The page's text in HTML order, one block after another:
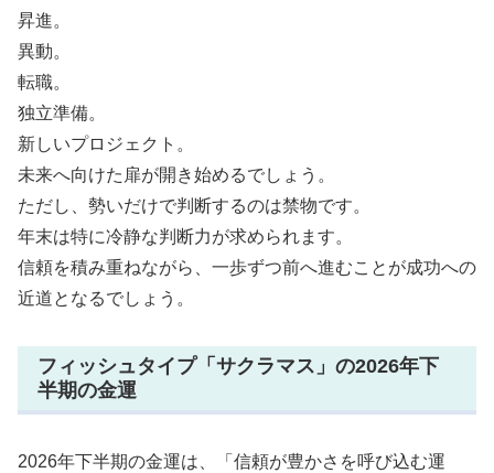
昇進。
異動。
転職。
独立準備。
新しいプロジェクト。
未来へ向けた扉が開き始めるでしょう。
ただし、勢いだけで判断するのは禁物です。
年末は特に冷静な判断力が求められます。
信頼を積み重ねながら、一歩ずつ前へ進むことが成功への
近道となるでしょう。
フィッシュタイプ「サクラマス」の2026年下
半期の金運
2026年下半期の金運は、「信頼が豊かさを呼び込む運